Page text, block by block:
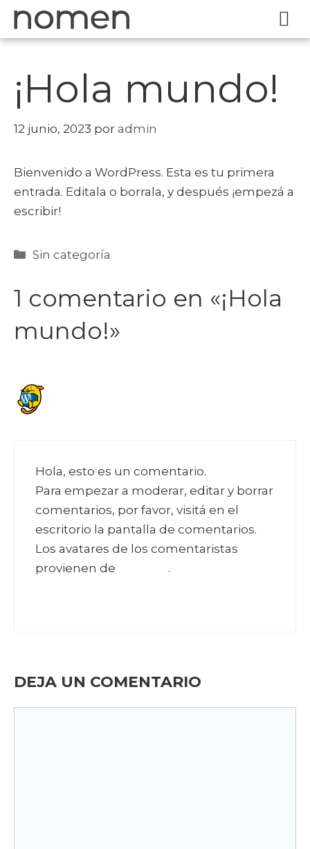
¡Hola mundo!
12 junio, 2023 por admin
Bienvenido a WordPress. Esta es tu primera
entrada. Editala o borrala, y después ¡empezá a
escribir!
Sin categoría
1 comentario en «¡Hola
mundo!»
Hola, esto es un comentario.
Para empezar a moderar, editar y borrar
comentarios, por favor, visitá en el
escritorio la pantalla de comentarios.
Los avatares de los comentaristas
provienen de
.
DEJA UN COMENTARIO